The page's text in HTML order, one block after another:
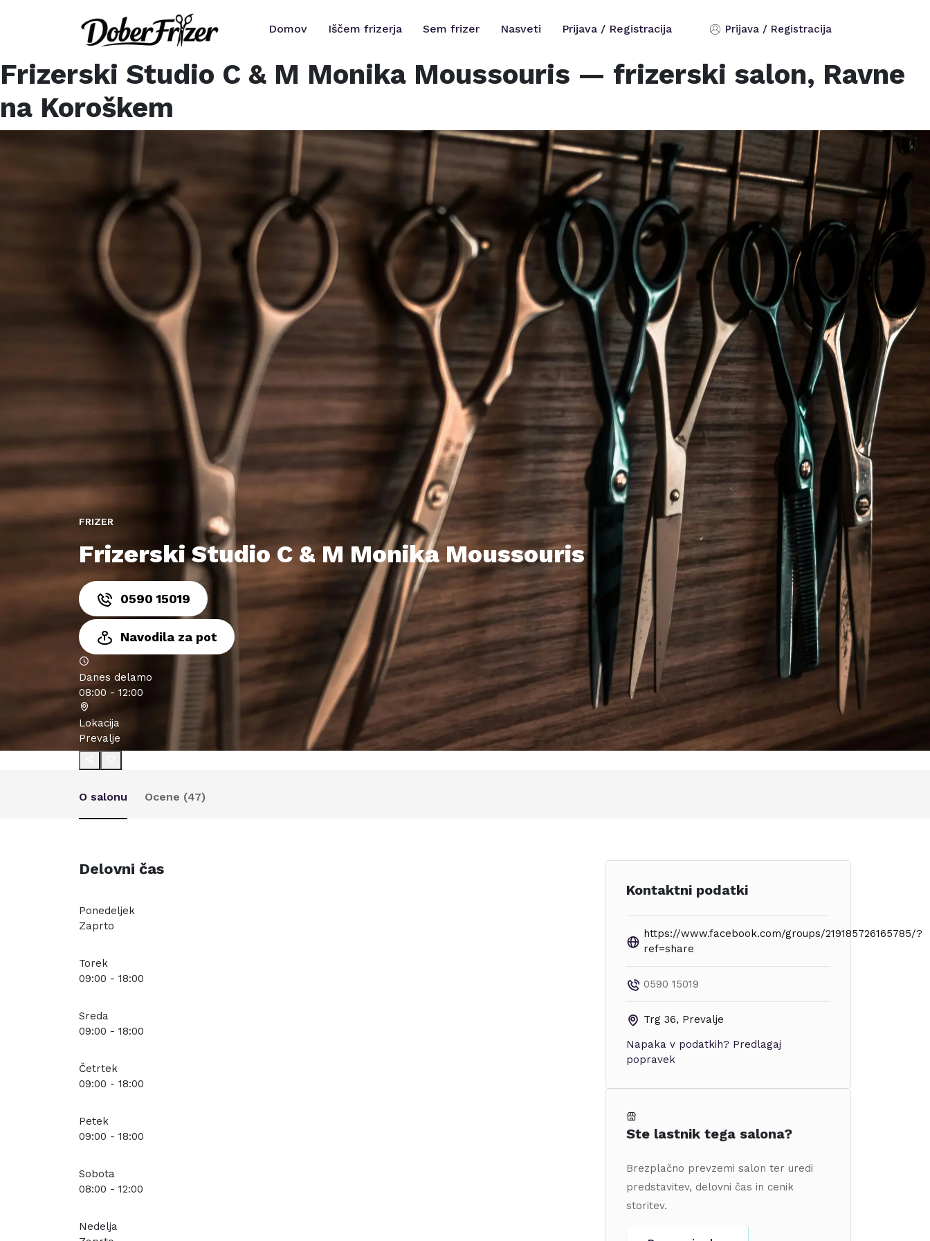
Domov Iščem frizerja Sem frizer Nasveti Prijava / Registracija Prijava / Registracija
Frizerski Studio C & M Monika Moussouris — frizerski salon, Ravne
na Koroškem
FRIZER
Frizerski Studio C & M Monika Moussouris
0590 15019
Navodila za pot
Danes delamo
08:00 - 12:00
Lokacija
Prevalje
O salonu Ocene (47)
Delovni čas
Ponedeljek
Zaprto
Torek
09:00 - 18:00
Sreda
09:00 - 18:00
Četrtek
09:00 - 18:00
Petek
09:00 - 18:00
Sobota
08:00 - 12:00
Nedelja
Kontaktni podatki
https://www.facebook.com/groups/219185726165785/?
ref=share
0590 15019
Trg 36, Prevalje
Napaka v podatkih? Predlagaj
popravek
Ste lastnik tega salona?
Brezplačno prevzemi salon ter uredi
predstavitev, delovni čas in cenik
storitev.